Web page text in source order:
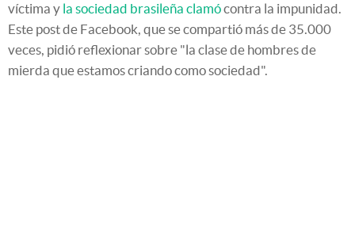
víctima y la sociedad brasileña clamócontra la impunidad.
Este post de Facebook, que se compartió más de 35.000
veces, pidió reflexionar sobre "la clase de hombres de
mierda que estamos criando como sociedad".